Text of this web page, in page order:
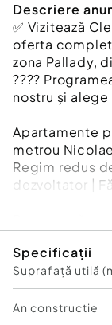
Descriere
✅ Vizitează
oferta
zona Pallady,
????
nostru și
Apartamente
metrou
Regim redus
dezvoltator |
de metrou
✔ Finisaje de
✔ Încălzire
✔ Ferestre
Specificații
Suprafață utilă
An constructie